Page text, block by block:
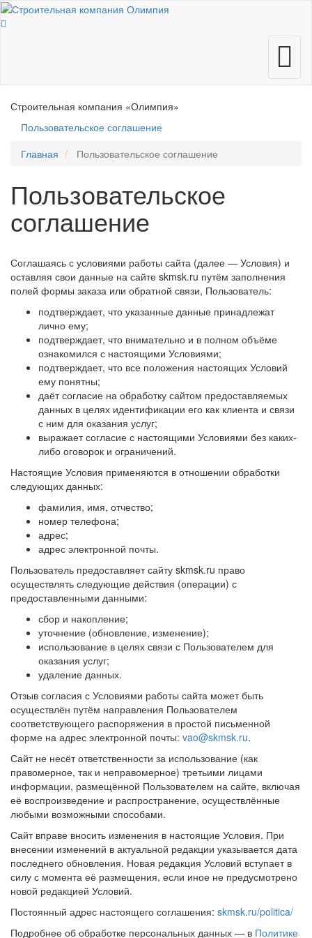
Меню
Строительная компания «Олимпия»
Пользовательское соглашение
Главная
Пользовательское соглашение
Пользовательское
соглашение
Соглашаясь с условиями работы сайта (далее — Условия) и
оставляя свои данные на сайте skmsk.ru путём заполнения
полей формы заказа или обратной связи, Пользователь:
подтверждает, что указанные данные принадлежат
лично ему;
подтверждает, что внимательно и в полном объёме
ознакомился с настоящими Условиями;
подтверждает, что все положения настоящих Условий
ему понятны;
даёт согласие на обработку сайтом предоставляемых
данных в целях идентификации его как клиента и связи
с ним для оказания услуг;
выражает согласие с настоящими Условиями без каких-
либо оговорок и ограничений.
Настоящие Условия применяются в отношении обработки
следующих данных:
фамилия, имя, отчество;
номер телефона;
адрес;
адрес электронной почты.
Пользователь предоставляет сайту skmsk.ru право
осуществлять следующие действия (операции) с
предоставленными данными:
сбор и накопление;
уточнение (обновление, изменение);
использование в целях связи с Пользователем для
оказания услуг;
удаление данных.
Отзыв согласия с Условиями работы сайта может быть
осуществлён путём направления Пользователем
соответствующего распоряжения в простой письменной
форме на адрес электронной почты: vao@skmsk.ru.
Сайт не несёт ответственности за использование (как
правомерное, так и неправомерное) третьими лицами
информации, размещённой Пользователем на сайте, включая
её воспроизведение и распространение, осуществлённые
любыми возможными способами.
Сайт вправе вносить изменения в настоящие Условия. При
внесении изменений в актуальной редакции указывается дата
последнего обновления. Новая редакция Условий вступает в
силу с момента её размещения, если иное не предусмотрено
новой редакцией Условий.
Постоянный адрес настоящего соглашения: skmsk.ru/politica/
Подробнее об обработке персональных данных — в Политике